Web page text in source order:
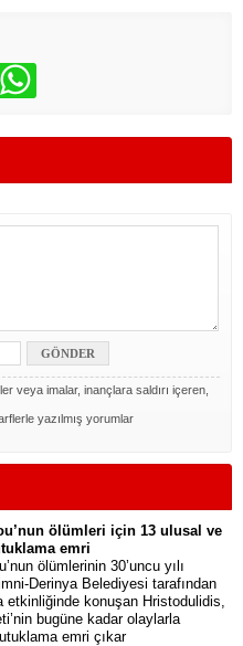
veya imalar, inançlara saldırı içeren,
yazılmış yorumlar
ölümleri için 13 ulusal ve
emri
ölümlerinin 30’uncu yılı
Derinya Belediyesi tarafından
etkinliğinde konuşan Hristodulidis,
bugüne kadar olaylarla
emri çıkar